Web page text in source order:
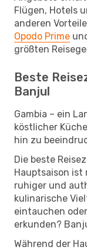
Flügen, Hotels
anderen
Opodo Prime
größten
Beste
Banjul
Gambia – ein
köstlicher
hin zu
Die beste
Hauptsaison ist
ruhiger und
kulinarische
eintauchen
erkunden?
Während der